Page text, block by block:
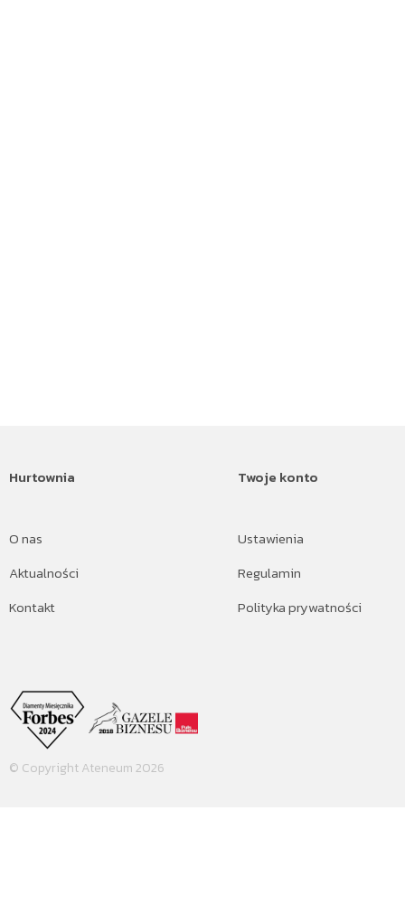
Hurtownia
O nas
Aktualności
Kontakt
Twoje konto
Ustawienia
Regulamin
Polityka prywatności
© Copyright Ateneum 2026